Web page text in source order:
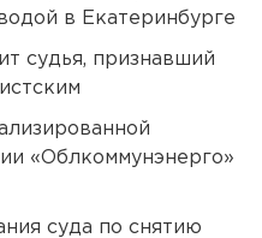
в Екатеринбурге
судья, признавший
«Облкоммунэнерго»
суда по снятию